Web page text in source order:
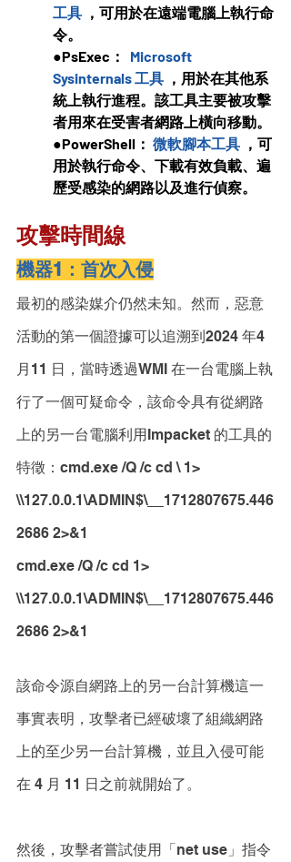
工具 ，可用於在遠端電腦上執行命
令。
●PsExec： Microsoft
Sysinternals 工具 ，用於在其他系
統上執行進程。該工具主要被攻擊
者用來在受害者網路上橫向移動。
●PowerShell： 微軟腳本工具 ，可
用於執行命令、下載有效負載、遍
歷受感染的網路以及進行偵察。
攻擊時間線
機器1：首次入侵
最初的感染媒介仍然未知。然而，惡意
活動的第一個證據可以追溯到2024 年4
月11 日，當時透過WMI 在一台電腦上執
行了一個可疑命令，該命令具有從網路
上的另一台電腦利用Impacket 的工具的
特徵：cmd.exe /Q /c cd \ 1>
\\127.0.0.1\ADMIN$\__1712807675.446
2686 2>&1
cmd.exe /Q /c cd 1>
\\127.0.0.1\ADMIN$\__1712807675.446
2686 2>&1
該命令源自網路上的另一台計算機這一
事實表明，攻擊者已經破壞了組織網路
上的至少另一台計算機，並且入侵可能
在 4 月 11 日之前就開始了。
然後，攻擊者嘗試使用「net use」指令